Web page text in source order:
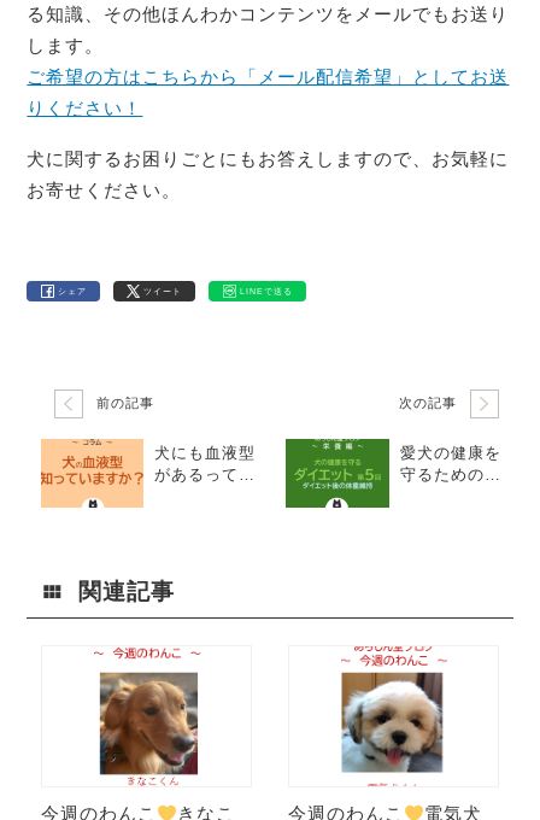
る知識、その他ほんわかコンテンツをメールでもお送り
します。
ご希望の方はこちらから「メール配信希望」としてお送
りください！
犬に関するお困りごとにもお答えしますので、お気軽に
お寄せください。
シェア ツイート LINEで送る
前の記事
犬にも血液型
があるって知
えガイド
次の記事
愛犬の健康を
守るためのダ
関連記事
今週のわんこ きなこ 今週のわんこ 電気犬